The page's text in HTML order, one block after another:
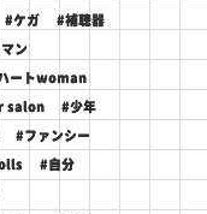
#ケガ #補聴器
ン
ートwoman
salon #少年
#ファンシー
#自分